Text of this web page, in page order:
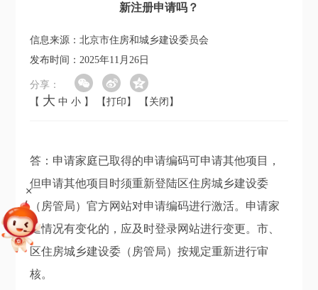
新注册申请吗？
信息来源：北京市住房和城乡建设委员会
发布时间：2025年11月26日
分享：
【 大 中 小 】 【打印】 【关闭】
答：申请家庭已取得的申请编码可申请其他项目，
但申请其他项目时须重新登陆区住房城乡建设委
（房管局）官方网站对申请编码进行激活。申请家
庭情况有变化的，应及时登录网站进行变更。市、
区住房城乡建设委（房管局）按规定重新进行审
核。
+